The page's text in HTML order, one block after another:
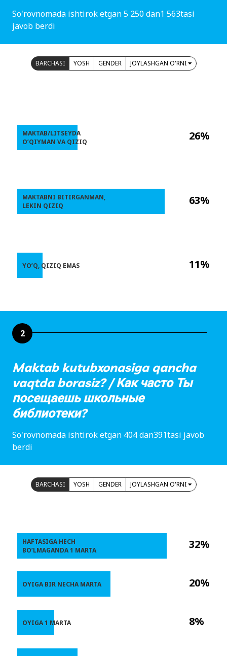
So'rovnomada ishtirok etgan 5 250 dan1 563tasi
javob berdi
BARCHASI YOSH GENDER JOYLASHGAN O'RNI
26%
63%
11%
MAKTAB/LITSEYDA
O’QIYMAN VA QIZIQ
MAKTABNI BITIRGANMAN,
LEKIN QIZIQ
YO’Q, QIZIQ EMAS
2
Maktab kutubxonasiga qancha
vaqtda borasiz? / Как часто Ты
посещаешь школьные
библиотеки?
So'rovnomada ishtirok etgan 404 dan391tasi javob
berdi
BARCHASI YOSH GENDER JOYLASHGAN O'RNI
32%
20%
8%
HAFTASIGA HECH
BO’LMAGANDA 1 MARTA
OYIGA BIR NECHA MARTA
OYIGA 1 MARTA